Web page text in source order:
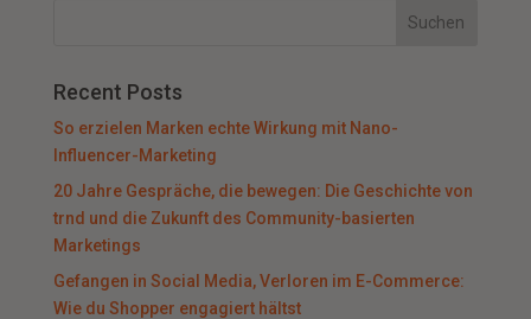
Recent Posts
So erzielen Marken echte Wirkung mit Nano-
Influencer-Marketing
20 Jahre Gespräche, die bewegen: Die Geschichte von
trnd und die Zukunft des Community-basierten
Marketings
Gefangen in Social Media, Verloren im E-Commerce:
Wie du Shopper engagiert hältst